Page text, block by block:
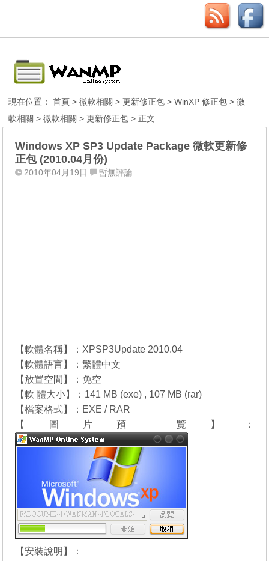
現在位置：首頁 >微軟相關 >更新修正包 >WinXP 修正包 >微
軟相關 >微軟相關 >更新修正包 > 正文
Windows XP SP3 Update Package 微軟更新修
正包 (2010.04月份)
2010年04月19日 暫無評論
【軟體名稱】：XPSP3Update 2010.04
【軟體語言】：繁體中文
【放置空間】：免空
【軟 體大小】：141 MB (exe) , 107 MB (rar)
【檔案格式】：EXE / RAR
【圖片預 覽】：
【安裝說明】：